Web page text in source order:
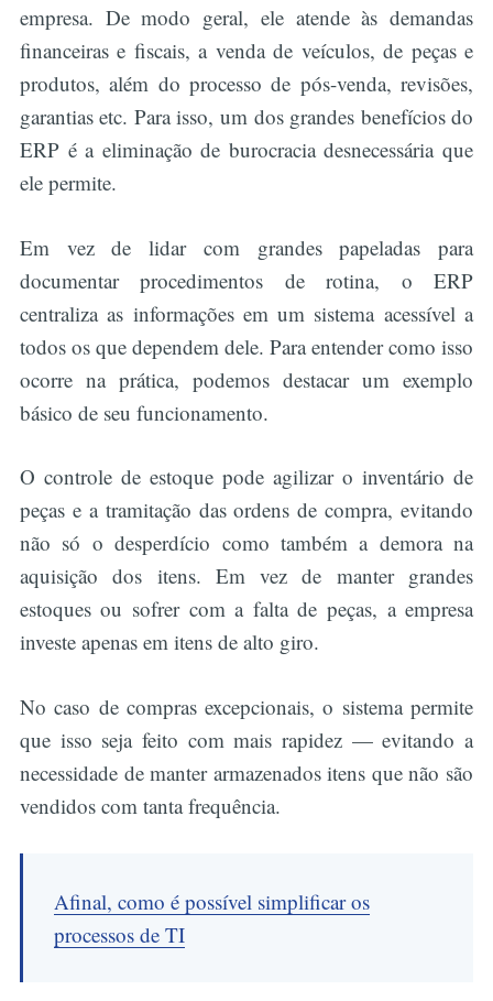
empresa. De modo geral, ele atende às demandas
financeiras e fiscais, a venda de veículos, de peças e
produtos, além do processo de pós-venda, revisões,
garantias etc. Para isso, um dos grandes benefícios do
ERP é a eliminação de burocracia desnecessária que
ele permite.
Em vez de lidar com grandes papeladas para
documentar procedimentos de rotina, o ERP
centraliza as informações em um sistema acessível a
todos os que dependem dele. Para entender como isso
ocorre na prática, podemos destacar um exemplo
básico de seu funcionamento.
O controle de estoque pode agilizar o inventário de
peças e a tramitação das ordens de compra, evitando
não só o desperdício como também a demora na
aquisição dos itens. Em vez de manter grandes
estoques ou sofrer com a falta de peças, a empresa
investe apenas em itens de alto giro.
No caso de compras excepcionais, o sistema permite
que isso seja feito com mais rapidez — evitando a
necessidade de manter armazenados itens que não são
vendidos com tanta frequência.
Afinal, como é possível simplificar os
processos de TI